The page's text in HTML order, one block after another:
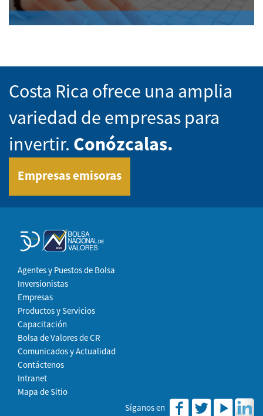
Costa Rica ofrece una amplia
variedad de empresas para
invertir. Conózcalas.
Empresas emisoras
Agentes y Puestos de Bolsa
Inversionistas
Empresas
Productos y Servicios
Capacitación
Bolsa de Valores de CR
Comunicados y Actualidad
Contáctenos
Intranet
Mapa de Sitio
Síganos en